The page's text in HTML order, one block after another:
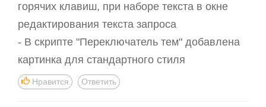
горячих клавиш, при наборе текста в окне
редактирования текста запроса
- В скрипте "Переключатель тем" добавлена
картинка для стандартного стиля
Нравится Ответить